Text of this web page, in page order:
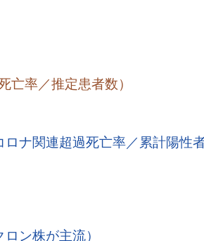
率／推定患者数）
関連超過死亡率／累計陽性
が主流）